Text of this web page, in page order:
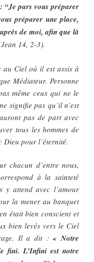
“Je pars vous préparer
préparer une place,
de moi, afin que là
14, 2-3).
au Ciel où il est assis à
Médiateur. Personne
même ceux qui ne le
signifie pas qu’il n’est
pas de part avec
tous les hommes de
Dieu pour l’éternité.
chacun d’entre nous,
à la sainteté
y attend avec l’amour
la mener au banquet
était bien conscient et
bien levés vers le Ciel
Il a dit :« Notre
fini. L’Infini est notre